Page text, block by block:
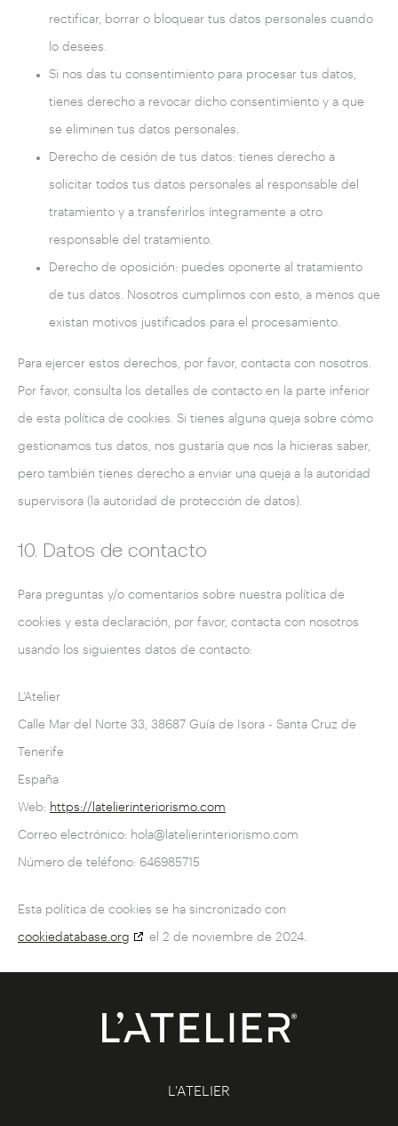
rectificar, borrar o bloquear tus datos personales cuando
lo desees.
Si nos das tu consentimiento para procesar tus datos,
tienes derecho a revocar dicho consentimiento y a que
se eliminen tus datos personales.
Derecho de cesión de tus datos: tienes derecho a
solicitar todos tus datos personales al responsable del
tratamiento y a transferirlos íntegramente a otro
responsable del tratamiento.
Derecho de oposición: puedes oponerte al tratamiento
de tus datos. Nosotros cumplimos con esto, a menos que
existan motivos justificados para el procesamiento.
Para ejercer estos derechos, por favor, contacta con nosotros.
Por favor, consulta los detalles de contacto en la parte inferior
de esta política de cookies. Si tienes alguna queja sobre cómo
gestionamos tus datos, nos gustaría que nos la hicieras saber,
pero también tienes derecho a enviar una queja a la autoridad
supervisora (la autoridad de protección de datos).
10. Datos de contacto
Para preguntas y/o comentarios sobre nuestra política de
cookies y esta declaración, por favor, contacta con nosotros
usando los siguientes datos de contacto:
L’Atelier
Calle Mar del Norte 33, 38687 Guía de Isora - Santa Cruz de
Tenerife
España
Web: https://latelierinteriorismo.com
Correo electrónico: hola@ latelierinteriorismo.com
Número de teléfono: 646985715
Esta política de cookies se ha sincronizado con
cookiedatabase.org el 2 de noviembre de 2024.
L'ATELIER